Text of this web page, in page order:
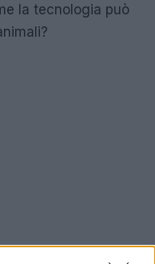
la tecnologia può